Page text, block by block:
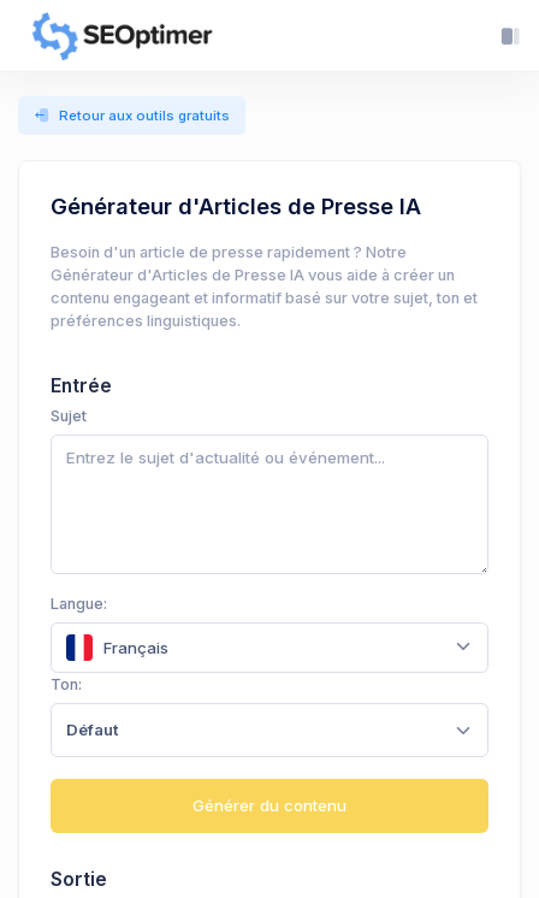
Retour aux outils gratuits
Générateur d'Articles de Presse IA
Besoin d'un article de presse rapidement ? Notre
Générateur d'Articles de Presse IA vous aide à créer un
contenu engageant et informatif basé sur votre sujet, ton et
préférences linguistiques.
Entrée
Sujet
Langue:
Français
Ton:
Défaut
Générer du contenu
Sortie